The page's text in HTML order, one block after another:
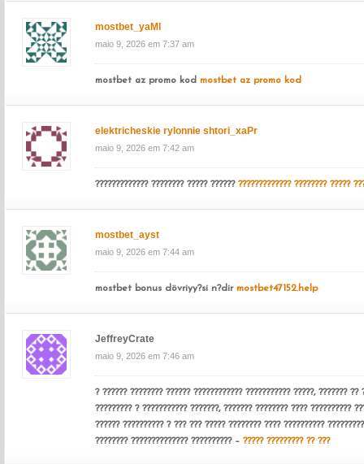
mostbet_yaMl
maio 9, 2026 em 7:37 am
mostbet az promo kod mostbet az promo kod
elektricheskie rylonnie shtori_xaPr
maio 9, 2026 em 7:42 am
????????????? ???????? ????? ?????? ????????????? ???????? ?????
mostbet_ayst
maio 9, 2026 em 7:44 am
mostbet bonus dövriyy?si n?dir mostbet47152.help
JeffreyCrate
maio 9, 2026 em 7:46 am
? ?????? ???????? ?????? ???????????? ??????????? ?????, ??????? ??
????????? ? ??????????? ???????, ??????? ???????? ???? ??????????
?????? ?????????? ? ??? ??? ????? ???????? ???? ??????????
???????? ?????????????? ?????????? – ????? ????????? ?? ???